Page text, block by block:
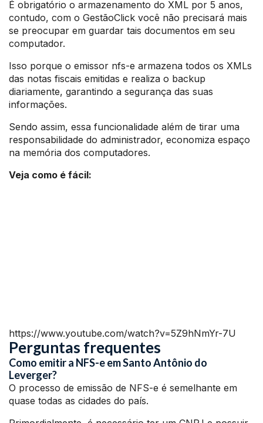
É obrigatório o armazenamento do XML por 5 anos,
contudo, com o GestãoClick você não precisará mais
se preocupar em guardar tais documentos em seu
computador.
Isso porque o emissor nfs-e armazena todos os XMLs
das notas fiscais emitidas e realiza o backup
diariamente, garantindo a segurança das suas
informações.
Sendo assim, essa funcionalidade além de tirar uma
responsabilidade do administrador, economiza espaço
na memória dos computadores.
Veja como é fácil:
https://www.youtube.com/watch?v=5Z9hNmYr-7U
Perguntas frequentes
Como emitir a NFS-e em Santo Antônio do
Leverger?
O processo de emissão de NFS-e é semelhante em
quase todas as cidades do país.